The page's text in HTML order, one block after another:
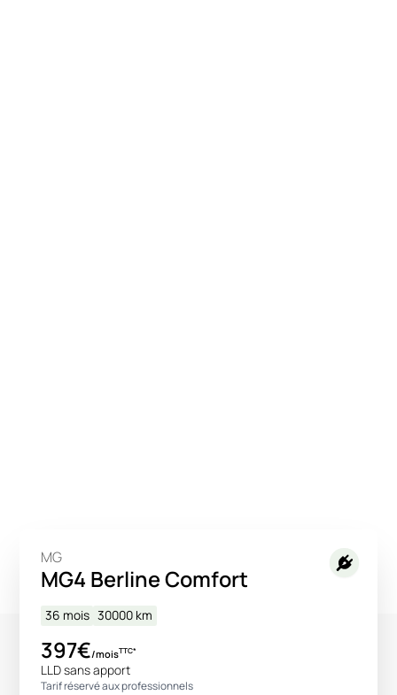
MG
MG4 Berline Comfort
36 mois 30000 km
397€/moisTTC*
LLD sans apport
Tarif réservé aux professionnels